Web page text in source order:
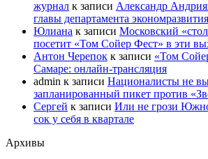
журнал к записи Александр
главы департамента экономразвития
Юлиана к записи Московский
посетит «Том Сойер Фест» в эти
Антон Черепок к записи «Том
Самаре: онлайн-трансляция
admin к записи Националисты не
запланированный пикет против
Сергей к записи Или не грози
сок у себя в квартале
Архивы